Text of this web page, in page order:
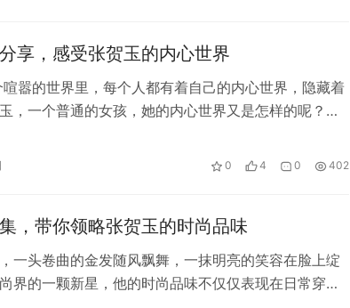
享，感受张贺玉的内心世界
嚣的世界里，每个人都有着自己的内心世界，隐藏着
，一个普通的女孩，她的内心世界又是怎样的呢？让
0 4 0 402
，带你领略张贺玉的时尚品味
一头卷曲的金发随风飘舞，一抹明亮的笑容在脸上绽
界的一颗新星，他的时尚品味不仅仅表现在日常穿着